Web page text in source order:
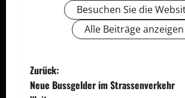
Besuchen Sie die
Alle Beiträge anzeigen
B
Zurück:
Neue Bussgelder im Strassenverkehr